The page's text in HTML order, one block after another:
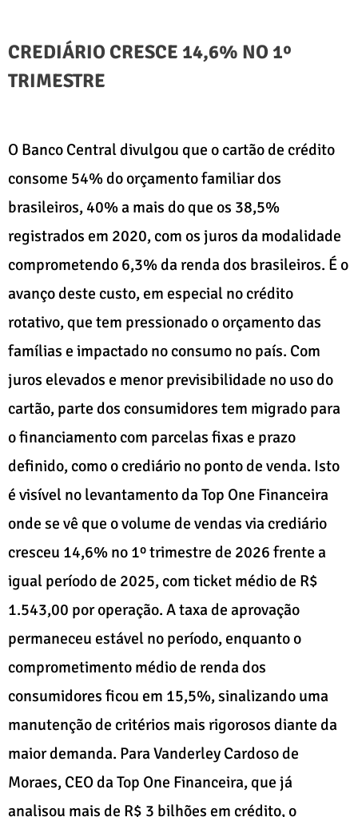
CREDIÁRIO CRESCE 14,6% NO 1º
TRIMESTRE
O Banco Central divulgou que o cartão de crédito
consome 54% do orçamento familiar dos
brasileiros, 40% a mais do que os 38,5%
registrados em 2020, com os juros da modalidade
comprometendo 6,3% da renda dos brasileiros. É o
avanço deste custo, em especial no crédito
rotativo, que tem pressionado o orçamento das
famílias e impactado no consumo no país. Com
juros elevados e menor previsibilidade no uso do
cartão, parte dos consumidores tem migrado para
o financiamento com parcelas fixas e prazo
definido, como o crediário no ponto de venda. Isto
é visível no levantamento da Top One Financeira
onde se vê que o volume de vendas via crediário
cresceu 14,6% no 1º trimestre de 2026 frente a
igual período de 2025, com ticket médio de R$
1.543,00 por operação. A taxa de aprovação
permaneceu estável no período, enquanto o
comprometimento médio de renda dos
consumidores ficou em 15,5%, sinalizando uma
manutenção de critérios mais rigorosos diante da
maior demanda. Para Vanderley Cardoso de
Moraes, CEO da Top One Financeira, que já
analisou mais de R$ 3 bilhões em crédito, o